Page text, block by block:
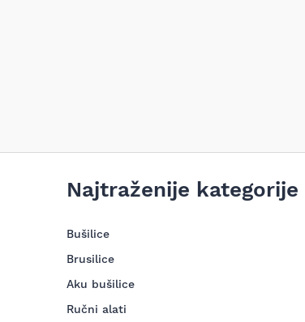
Najtraženije kategorije
Bušilice
Brusilice
Aku bušilice
Ručni alati